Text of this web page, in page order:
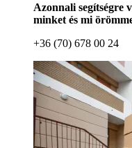
Azonnali segítségre
minket és mi
+36 (70) 678 00 24